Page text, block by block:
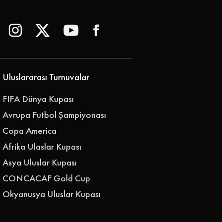
Uluslararası Turnuvalar
FIFA Dünya Kupası
Avrupa Futbol Şampiyonası
Copa America
Afrika Ulaslar Kupası
Asya Uluslar Kupası
CONCACAF Gold Cup
Okyanusya Uluslar Kupası